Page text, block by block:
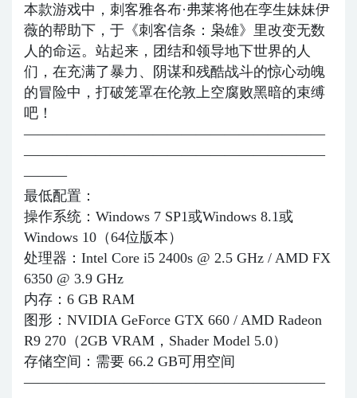
本款游戏中，刺客雅各布·弗莱将他在孪生妹妹伊
薇的帮助下，于《刺客信条：枭雄》里改变无数
人的命运。站起来，团结和领导地下世界的人
们，在充满了暴力、阴谋和残酷战斗的惊心动魄
的冒险中，打破笼罩在伦敦上空腐败黑暗的束缚
吧！
—————————————————————
—————————————————————
———
最低配置：
操作系统：Windows 7 SP1或Windows 8.1或
Windows 10（64位版本）
处理器：Intel Core i5 2400s @ 2.5 GHz / AMD FX
6350 @ 3.9 GHz
内存：6 GB RAM
图形：NVIDIA GeForce GTX 660 / AMD Radeon
R9 270（2GB VRAM，Shader Model 5.0）
存储空间：需要 66.2 GB可用空间
—————————————————————